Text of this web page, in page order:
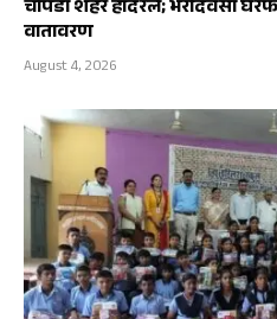
चोपडा शहर हादरले; भरदिवसा
वातावरण
August 4, 2026